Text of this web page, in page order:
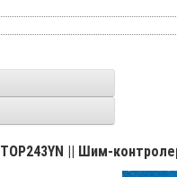
TOP243YN || Шим-